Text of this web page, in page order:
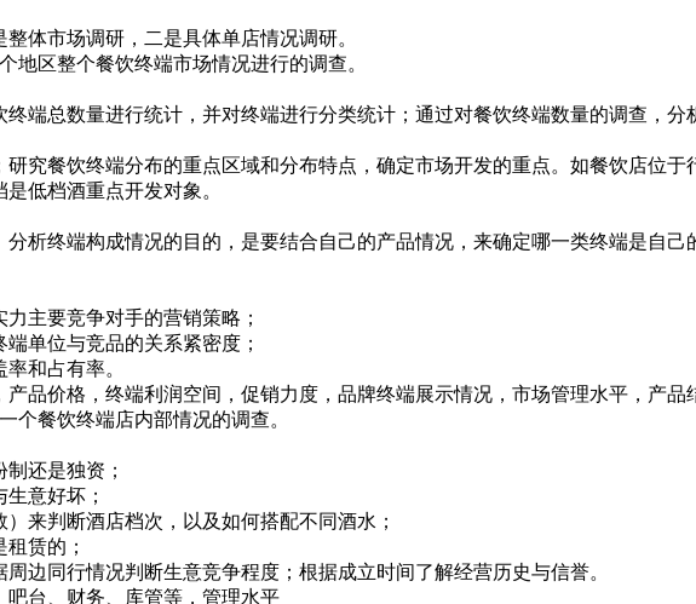
市场调研，二是具体单店情况调研。
区整个餐饮终端市场情况进行的调查。
总数量进行统计，并对终端进行分类统计；通过对餐饮终端数量的调查，分
餐饮终端分布的重点区域和分布特点，确定市场开发的重点。如餐饮店位于
低档酒重点开发对象。
终端构成情况的目的，是要结合自己的产品情况，来确定哪一类终端是自己
主要竞争对手的营销策略；
单位与竞品的关系紧密度；
和占有率。
价格，终端利润空间，促销力度，品牌终端展示情况，市场管理水平，产品
餐饮终端店内部情况的调查。
还是独资；
意好坏；
判断酒店档次，以及如何搭配不同酒水；
赁的；
同行情况判断生意竞争程度；根据成立时间了解经营历史与信誉。
台、财务、库管等，管理水平